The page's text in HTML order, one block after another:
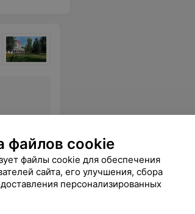
ВЕК!!!
файлов cookie
файлы cookie для обеспечения
сайта, его улучшения, сбора
персонализированных